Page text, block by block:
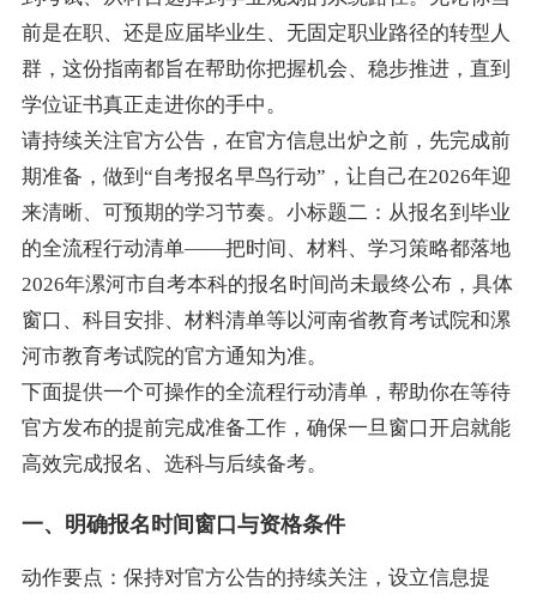
前是在职、还是应届毕业生、无固定职业路径的转型人
群，这份指南都旨在帮助你把握机会、稳步推进，直到
学位证书真正走进你的手中。
请持续关注官方公告，在官方信息出炉之前，先完成前
期准备，做到“自考报名早鸟行动”，让自己在2026年迎
来清晰、可预期的学习节奏。小标题二：从报名到毕业
的全流程行动清单——把时间、材料、学习策略都落地
2026年漯河市自考本科的报名时间尚未最终公布，具体
窗口、科目安排、材料清单等以河南省教育考试院和漯
河市教育考试院的官方通知为准。
下面提供一个可操作的全流程行动清单，帮助你在等待
官方发布的提前完成准备工作，确保一旦窗口开启就能
高效完成报名、选科与后续备考。
一、明确报名时间窗口与资格条件
动作要点：保持对官方公告的持续关注，设立信息提